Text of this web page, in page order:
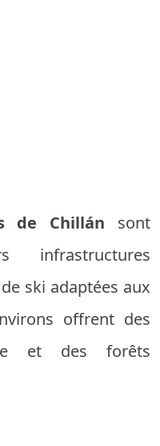
de Chillán sont
infrastructures
ski adaptées aux
offrent des
et des forêts